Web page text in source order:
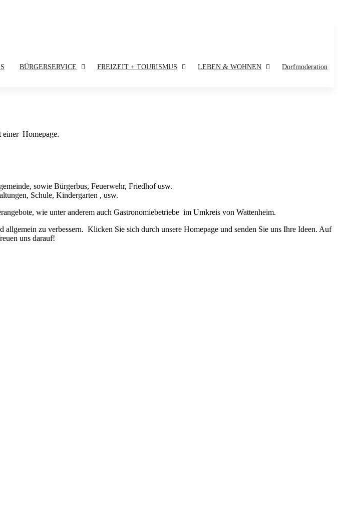
BÜRGERSERVICE FREIZEIT + TOURISMUS LEBEN & WOHNEN Dorfmoderation
einer Homepage.
sowie Bürgerbus, Feuerwehr, Friedhof usw.
Schule, Kindergarten , usw.
wie unter anderem auch Gastronomiebetriebe im Umkreis von Wattenheim.
zu verbessern. Klicken Sie sich durch unsere Homepage und senden Sie uns Ihre Ideen. Auf
uns darauf!